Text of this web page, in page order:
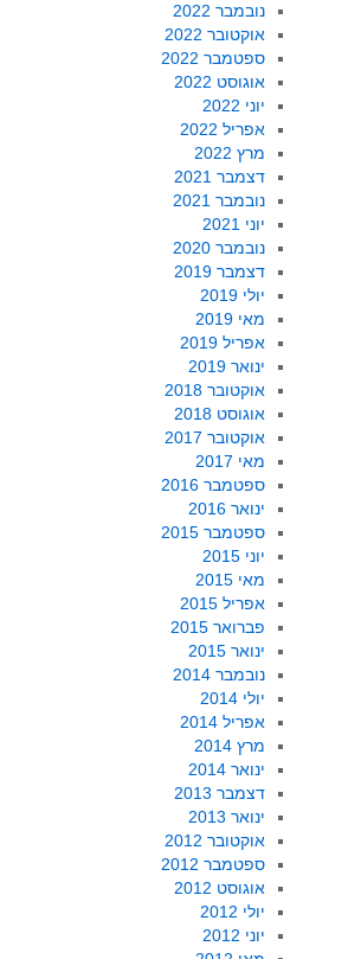
נובמבר 2022
אוקטובר 2022
ספטמבר 2022
אוגוסט 2022
יוני 2022
אפריל 2022
מרץ 2022
דצמבר 2021
נובמבר 2021
יוני 2021
נובמבר 2020
דצמבר 2019
יולי 2019
מאי 2019
אפריל 2019
ינואר 2019
אוקטובר 2018
אוגוסט 2018
אוקטובר 2017
מאי 2017
ספטמבר 2016
ינואר 2016
ספטמבר 2015
יוני 2015
מאי 2015
אפריל 2015
פברואר 2015
ינואר 2015
נובמבר 2014
יולי 2014
אפריל 2014
מרץ 2014
ינואר 2014
דצמבר 2013
ינואר 2013
אוקטובר 2012
ספטמבר 2012
אוגוסט 2012
יולי 2012
יוני 2012